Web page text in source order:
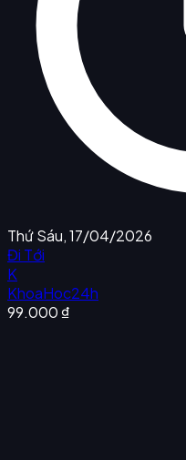
Thứ Sáu, 17/04/2026
Đi Tới
K
KhoaHoc24h
99.000 ₫